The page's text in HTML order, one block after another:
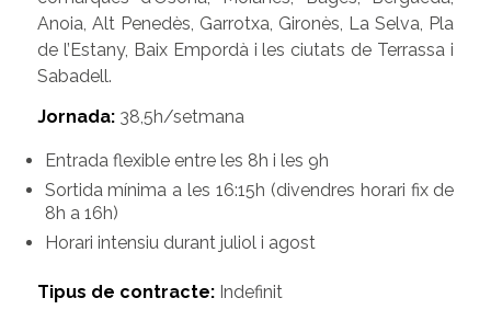
Anoia, Alt Penedès, Garrotxa, Gironès, La Selva, Pla
de l’Estany, Baix Empordà i les ciutats de Terrassa i
Sabadell.
Jornada:38,5h/setmana
Entrada flexible entre les 8h i les 9h
Sortida mínima a les 16:15h (divendres horari fix de
8h a 16h)
Horari intensiu durant juliol i agost
Tipus de contracte:Indefinit